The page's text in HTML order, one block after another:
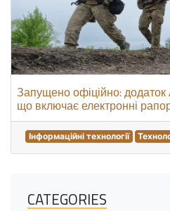
Запущено офіційно: додаток
що включає електронні
Інформаційні технології
CATEGORIES